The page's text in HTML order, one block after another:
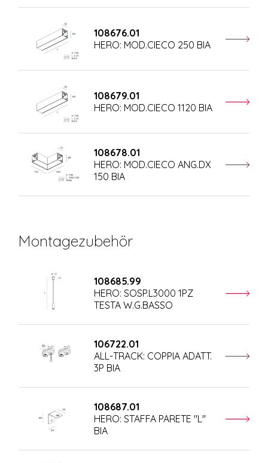
108676.01
HERO: MOD.CIECO 250 BIA
108679.01
HERO: MOD.CIECO 1120 BIA
108678.01
HERO: MOD.CIECO ANG.DX
150 BIA
Montagezubehör
108685.99
HERO: SOSP.L3000 1PZ
TESTA W.G.BASSO
106722.01
ALL-TRACK: COPPIA ADATT.
3P BIA
108687.01
HERO: STAFFA PARETE "L"
BIA